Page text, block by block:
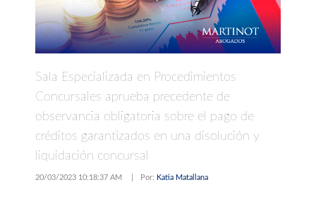
Sala Especializada en Procedimientos
Concursales aprueba precedente de
observancia obligatoria sobre el pago de
créditos garantizados en una disolución y
liquidación concursal
20/03/2023 10:18:37 AM Por: Katia Matallana